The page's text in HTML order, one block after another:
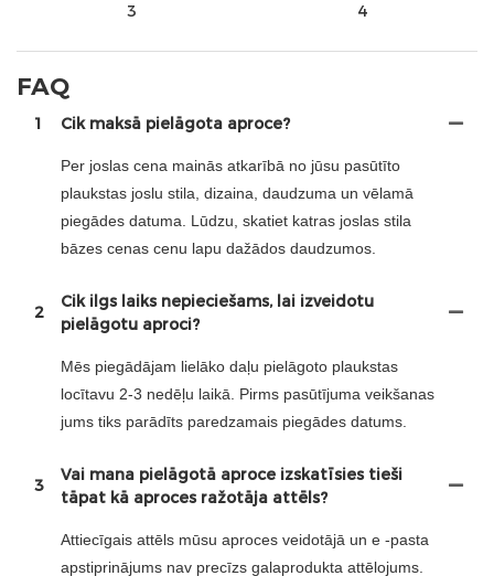
3
4
FAQ
1 Cik maksā pielāgota aproce?
Per joslas cena mainās atkarībā no jūsu pasūtīto
plaukstas joslu stila, dizaina, daudzuma un vēlamā
piegādes datuma. Lūdzu, skatiet katras joslas stila
bāzes cenas cenu lapu dažādos daudzumos.
2
Cik ilgs laiks nepieciešams, lai izveidotu
pielāgotu aproci?
Mēs piegādājam lielāko daļu pielāgoto plaukstas
locītavu 2-3 nedēļu laikā. Pirms pasūtījuma veikšanas
jums tiks parādīts paredzamais piegādes datums.
3
Vai mana pielāgotā aproce izskatīsies tieši
tāpat kā aproces ražotāja attēls?
Attiecīgais attēls mūsu aproces veidotājā un e -pasta
apstiprinājums nav precīzs galaprodukta attēlojums.